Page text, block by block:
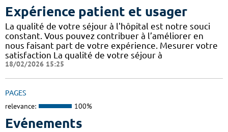
Expérience patient et usager
La qualité de votre séjour à l'hôpital est notre souci
constant. Vous pouvez contribuer à l’améliorer en
nous faisant part de votre expérience. Mesurer votre
satisfaction La qualité de votre séjour à
18/02/2026 15:25
PAGES
relevance: 100%
Evénements